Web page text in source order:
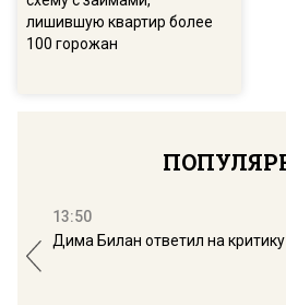
лишившую квартир более
100 горожан
13:50
Дима Билан ответил на